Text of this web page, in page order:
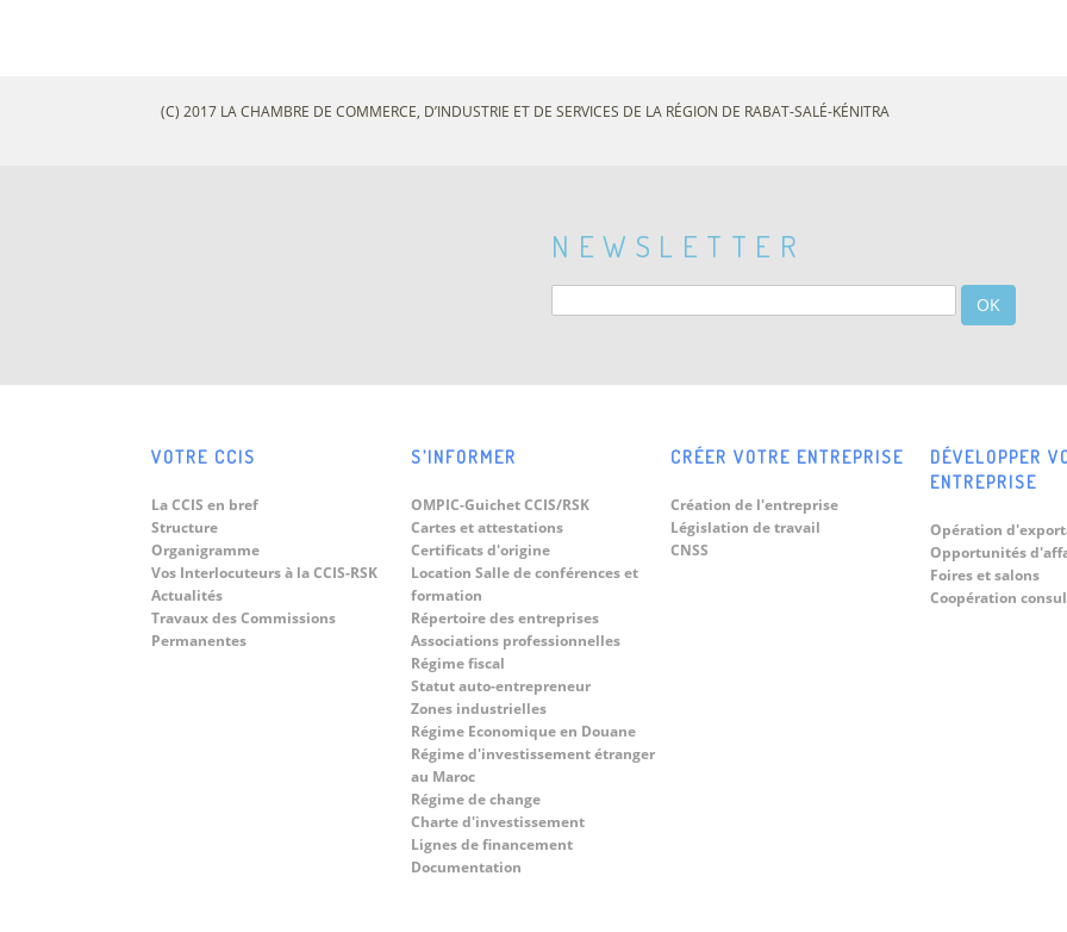
(C) 2017 LA CHAMBRE DE COMMERCE, D’INDUSTRIE ET DE SERVICES DE LA RÉGION DE RABAT-SALÉ-KÉNITRA
NEWSLETTER
OK
VOTRE CCIS
La CCIS en bref
Structure
Organigramme
Vos Interlocuteurs à la CCIS-RSK
Actualités
Travaux des Commissions
Permanentes
S’INFORMER
OMPIC-Guichet CCIS/RSK
Cartes et attestations
Certificats d'origine
Location Salle de conférences et
formation
Répertoire des entreprises
Associations professionnelles
Régime fiscal
Statut auto-entrepreneur
Zones industrielles
Régime Economique en Douane
Régime d'investissement étranger
au Maroc
Régime de change
Charte d'investissement
Lignes de financement
Documentation
CRÉER VOTRE ENTREPRISE
Création de l'entreprise
Législation de travail
CNSS
DÉVELOPPER
ENTREPRISE
Opération
Opportunités
Foires et salons
Coopération